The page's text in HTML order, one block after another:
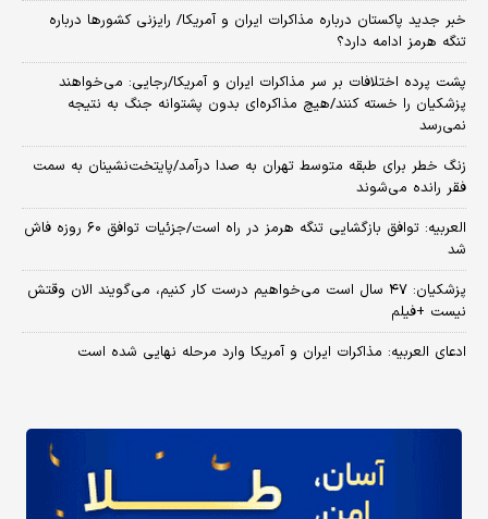
خبر جدید پاکستان درباره مذاکرات ایران و آمریکا/ رایزنی کشورها درباره
تنگه هرمز ادامه دارد؟
پشت پرده اختلافات بر سر مذاکرات ایران و آمریکا/رجایی: می‌خواهند
پزشکیان را خسته کنند/هیچ مذاکره‌ای بدون پشتوانه جنگ به نتیجه
نمی‌رسد
زنگ خطر برای طبقه متوسط تهران به صدا درآمد/پایتخت‌نشینان به سمت
فقر رانده می‌شوند
العربیه: توافق بازگشایی تنگه هرمز در راه است/جزئیات توافق ۶۰ روزه فاش
شد
پزشکیان: ۴۷ سال است می‌خواهیم درست کار کنیم، می‌گویند الان وقتش
نیست +فیلم
ادعای العربیه: مذاکرات ایران و آمریکا وارد مرحله نهایی شده است